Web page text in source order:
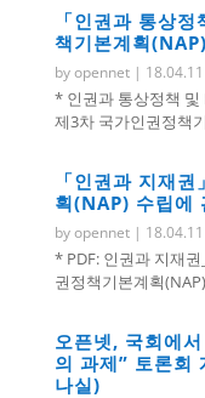
「인권과 통상
책기본계획
byopennet| 18.04.11
* 인권과 통상정책 및
제3차 국가인권정책
「인권과 지재
획(NAP) 수립에
byopennet| 18.04.11
* PDF: 인권과 지재
권정책기본계획
오픈넷, 국회에
의 과제” 토론회
나실)